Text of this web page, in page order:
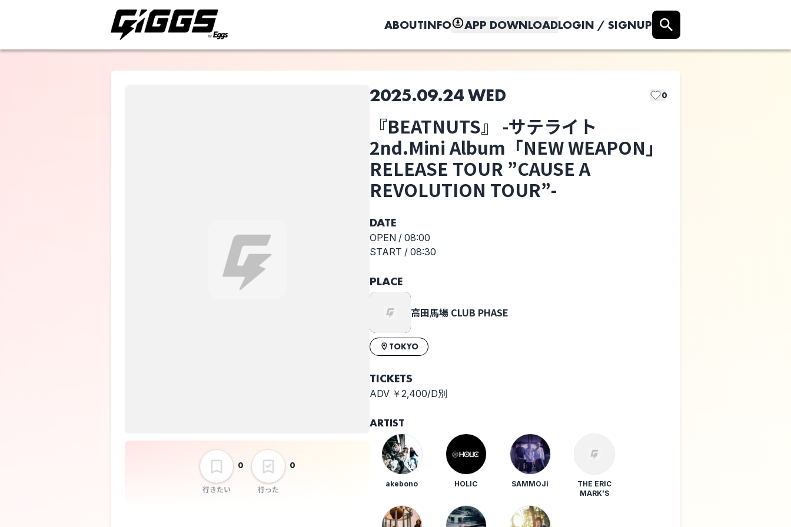
ABOUTINFO APP DOWNLOADLOGIN / SIGNUP
行きたい
0
行った
0
SAMMOJi
THE ERIC
MARK’S
サテライト
『BEATNUTS』 -
サテライト
2nd.Mini
WEAPON」
RELEASE TOUR
”CAUSE A
REVOLUTION
TOUR”-
2025.09.24 WED 0
『BEATNUTS』 -サテライト
2nd.Mini Album「NEW WEAPON」
RELEASE TOUR ”CAUSE A
REVOLUTION TOUR”-
DATE
OPEN / 08:00
START / 08:30
PLACE
高田馬場 CLUB PHASE
TOKYO
TICKETS
ADV ￥2,400/D別
ARTIST
akebono HOLIC SAMMOJi
THE ERIC
MARK’S
このライブの取り置きは終了しました